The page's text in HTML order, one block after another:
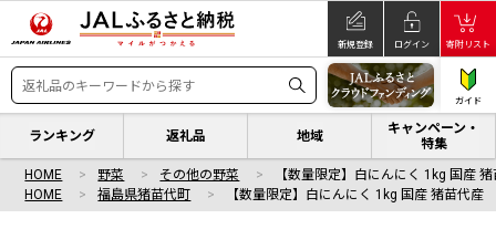
新規登録 ログイン 寄附リスト
ガイド
ランキング 返礼品 地域
キャンペーン・
特集
HOME 野菜 その他の野菜
【数量限定】白にんにく 1kg 国産
HOME
福島県猪苗代町 【数量限定】白にんにく 1kg 国産 猪苗代